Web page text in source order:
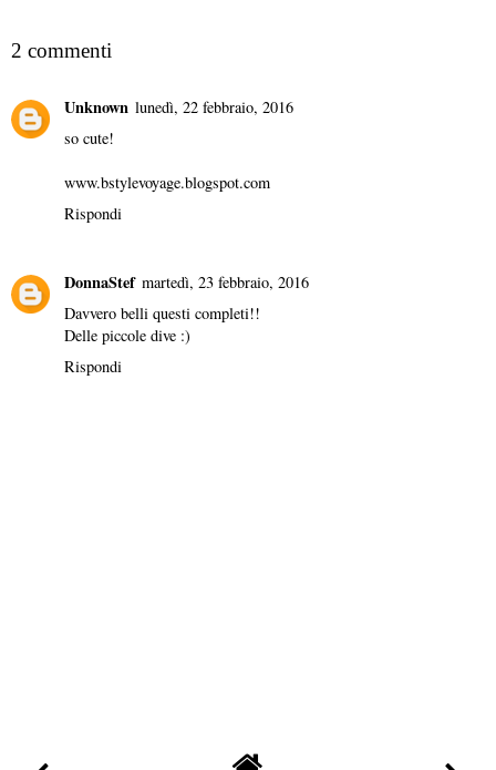
2 commenti
Unknown lunedì, 22 febbraio, 2016
so cute!
www.bstylevoyage.blogspot.com
Rispondi
DonnaStef martedì, 23 febbraio, 2016
Davvero belli questi completi!!
Delle piccole dive :)
Rispondi